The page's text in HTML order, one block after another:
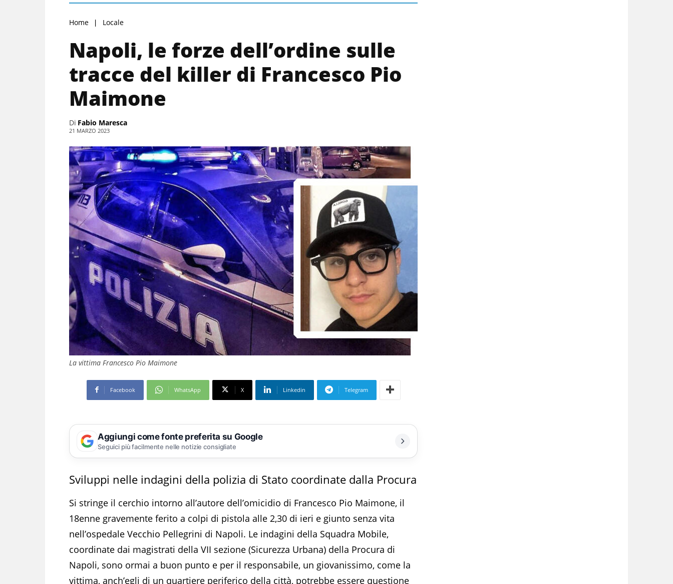
Home Locale
Napoli, le forze dell’ordine sulle
tracce del killer di Francesco Pio
Maimone
Di Fabio Maresca
21 MARZO 2023
La vittima Francesco Pio Maimone
Facebook WhatsApp X Linkedin Telegram
Aggiungi come fonte preferita su Google
Seguici più facilmente nelle notizie consigliate
Sviluppi nelle indagini della polizia di Stato coordinate dalla Procura
Si stringe il cerchio intorno all’autore dell’omicidio di Francesco Pio Maimone, il
18enne gravemente ferito a colpi di pistola alle 2,30 di ieri e giunto senza vita
nell’ospedale Vecchio Pellegrini di Napoli. Le indagini della Squadra Mobile,
coordinate dai magistrati della VII sezione (Sicurezza Urbana) della Procura di
Napoli, sono ormai a buon punto e per il responsabile, un giovanissimo, come la
vittima, anch’egli di un quartiere periferico della città, potrebbe essere questione